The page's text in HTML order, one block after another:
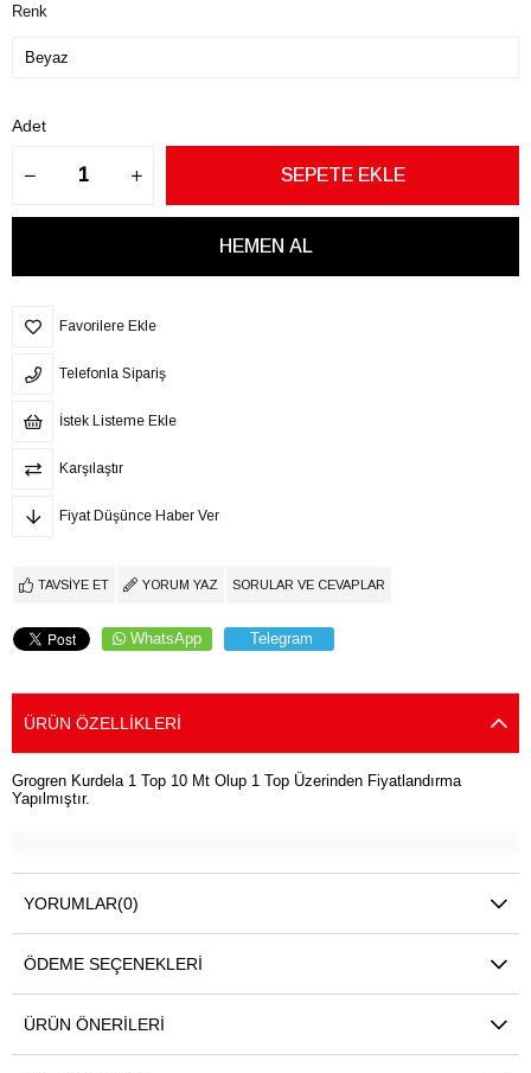
Renk
Adet
Favorilere Ekle
Telefonla Sipariş
İstek Listeme Ekle
Karşılaştır
Fiyat Düşünce Haber Ver
TAVSIYE ET YORUM YAZ SORULAR VE CEVAPLAR
WhatsApp Telegram
ÜRÜN ÖZELLIKLERI
Grogren Kurdela 1 Top 10 Mt Olup 1 Top Üzerinden Fiyatlandırma
Yapılmıştır.
YORUMLAR(0)
ÖDEME SEÇENEKLERI
ÜRÜN ÖNERILERI